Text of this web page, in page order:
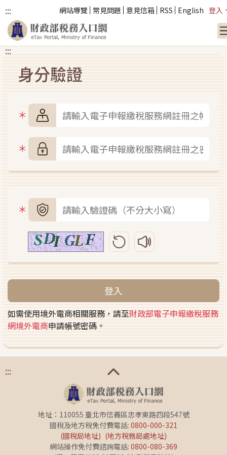
跳到主要內容
::: 網站導覽 常見問題 意見信箱 RSS English 登入
:::
身分驗證
帳號
密碼
圖形驗證碼
更新圖形驗證碼播放圖形驗證碼語音
登入
如需使用境外電商相關服務，請至財政部電子申報繳稅服務
網境外電商申請帳號密碼。
:::
地址：110055 臺北市信義區忠孝東路四段547號
國稅及地方稅免付費電話: 0800-000-321
(國稅局地址) (地方稅務局處地址)
網站操作免付費諮詢電話: 0800-080-369